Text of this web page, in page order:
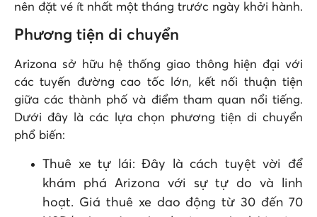
nên đặt vé ít nhất một tháng trước ngày khởi hành.
Phương tiện di chuyển
Arizona sở hữu hệ thống giao thông hiện đại với
các tuyến đường cao tốc lớn, kết nối thuận tiện
giữa các thành phố và điểm tham quan nổi tiếng.
Dưới đây là các lựa chọn phương tiện di chuyển
phổ biến:
Thuê xe tự lái: Đây là cách tuyệt vời để
khám phá Arizona với sự tự do và linh
hoạt. Giá thuê xe dao động từ 30 đến 70